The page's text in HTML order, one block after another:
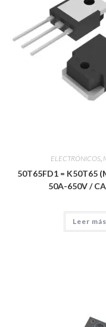
ELECTRÓNICOS,
50T65FD1 = K50T65
50A-650V /
Leer más